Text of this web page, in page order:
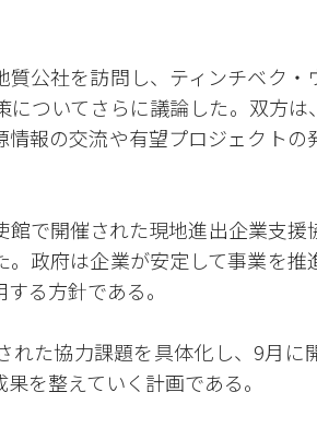
公社を訪問し、ティンチベク・
ついてさらに議論した。双方は
報の交流や有望プロジェクト
で開催された現地進出企業支
政府は企業が安定して事業を
る方針である。
れた協力課題を具体化し、9月に
を整えていく計画である。